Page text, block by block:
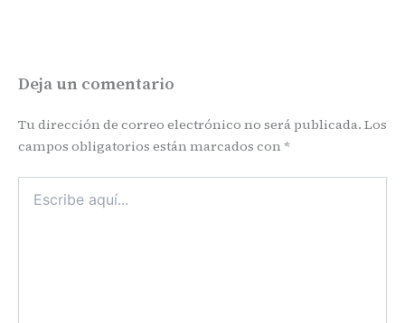
Deja un comentario
Tu dirección de correo electrónico no será publicada. Los
campos obligatorios están marcados con *
aquí...